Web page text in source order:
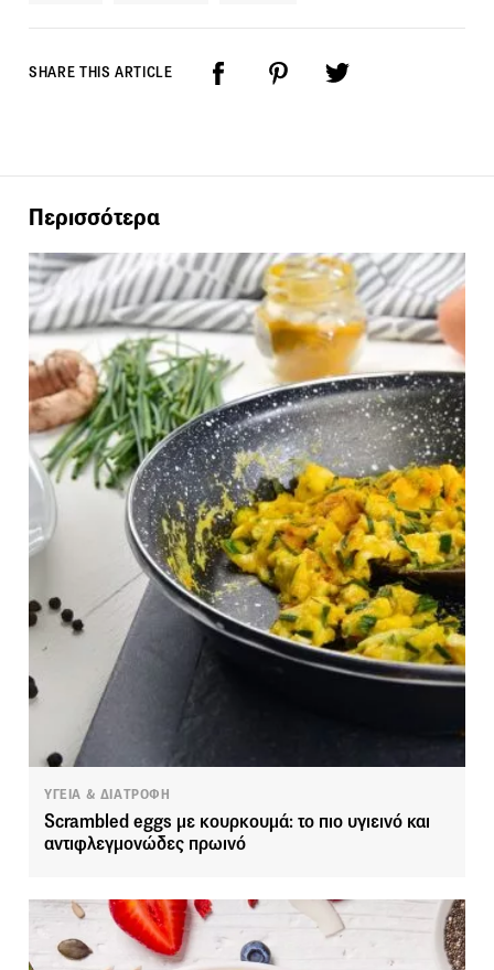
SHARE THIS ARTICLE
Περισσότερα
ΥΓΕΙΑ & ΔΙΑΤΡΟΦΗ
Scrambled eggs με κουρκουμά: το πιο υγιεινό και
αντιφλεγμονώδες πρωινό